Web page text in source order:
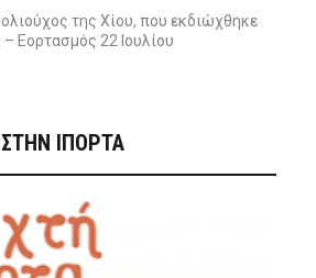
της Χίου, που εκδιώχθηκε
Εορτασμός 22 Ιουλίου
IΠΟΡΤΑ